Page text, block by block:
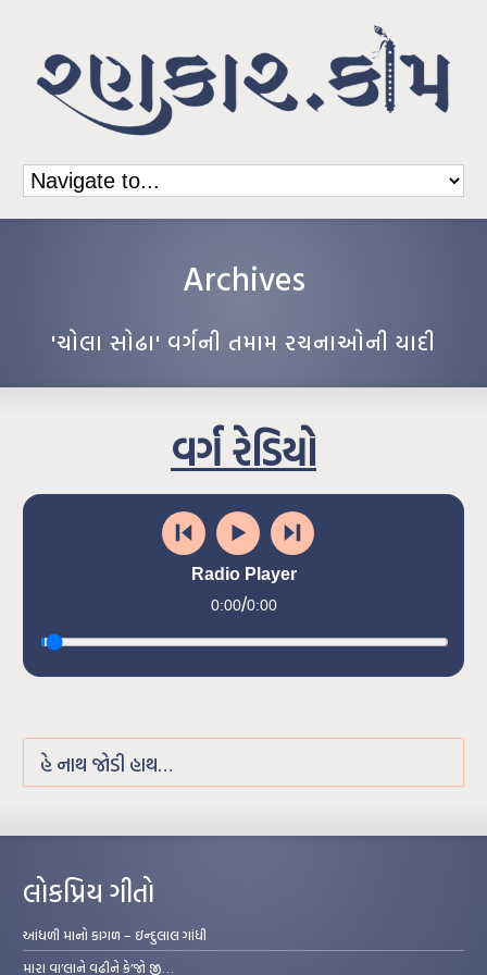
Archives
'ચોલા સોઢા' વર્ગની તમામ રચનાઓની યાદી
વર્ગ રેડિયો
Radio Player
0:00/0:00
હે નાથ જોડી હાથ…
લોકપ્રિય ગીતો
આંધળી માનો કાગળ – ઇન્દુલાલ ગાંધી
મારા વા’લાને વઢીને કે’જો જી…